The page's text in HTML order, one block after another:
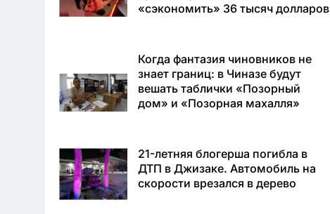
«сэкономить» 36 тысяч долларов
Когда фантазия чиновников не
знает границ: в Чиназе будут
вешать таблички «Позорный
дом» и «Позорная махалля»
21-летняя блогерша погибла в
ДТП в Джизаке. Автомобиль на
скорости врезался в дерево